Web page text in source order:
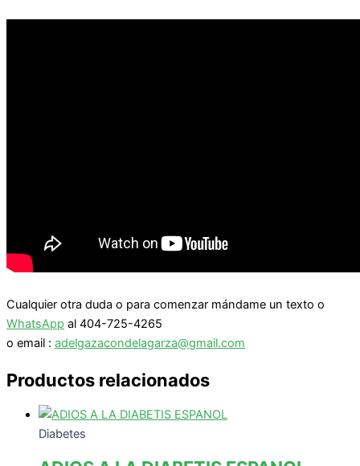
Cualquier otra duda o para comenzar mándame un texto o
WhatsApp al 404-725-4265
o email : adelgazacondelagarza@gmail.com
Productos relacionados
Diabetes